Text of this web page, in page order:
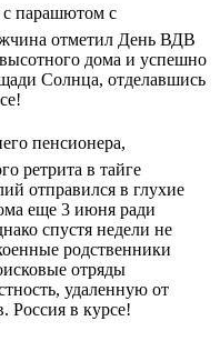
с парашютом с
отметил День ВДВ
дома и успешно
Солнца, отделавшись
пенсионера,
ретрита в тайге
отправился в глухие
еще 3 июня ради
спустя недели не
родственники
отряды
удаленную от
Россия в курсе!